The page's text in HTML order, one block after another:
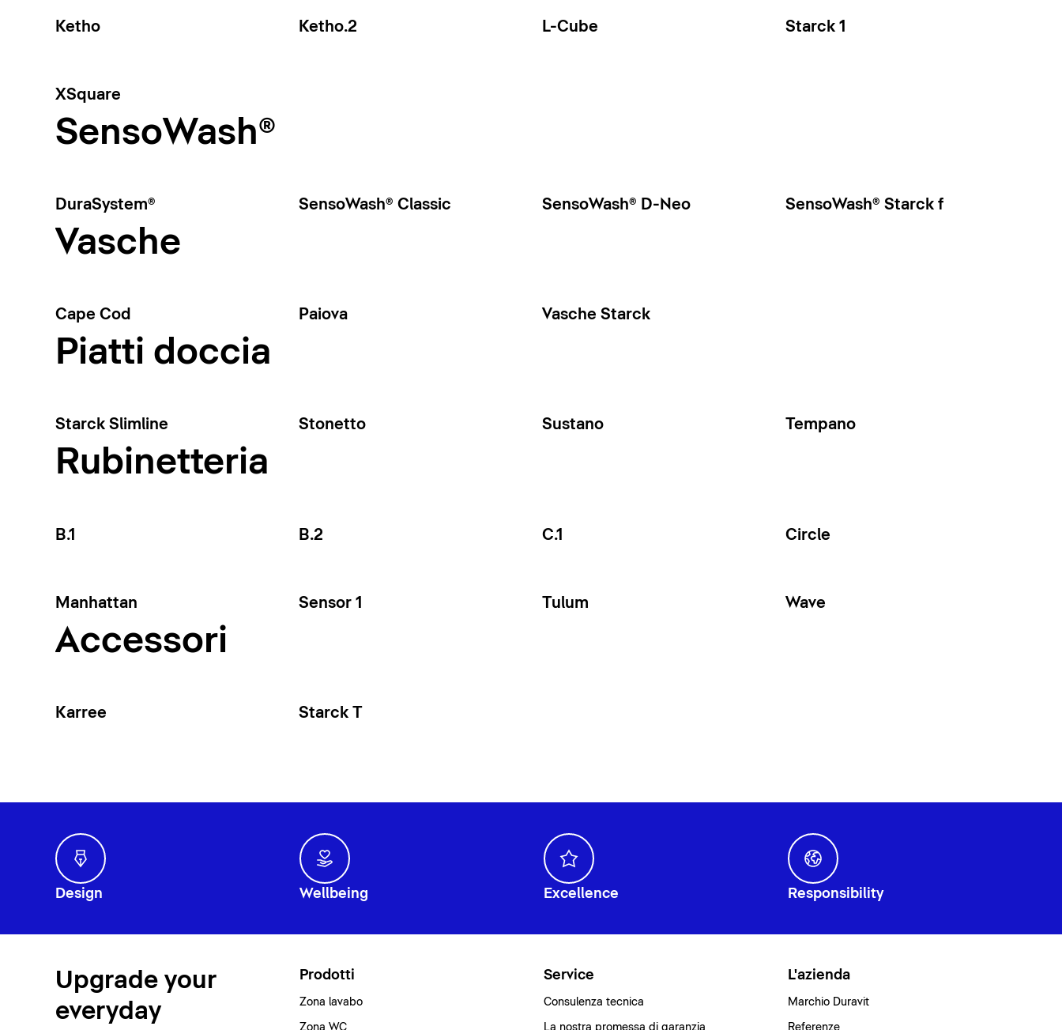
Ketho Ketho.2 L-Cube Starck 1
XSquare
SensoWash®
DuraSystem® SensoWash® Classic SensoWash® D-Neo SensoWash® Starck f
Vasche
Cape Cod Paiova Vasche Starck
Piatti doccia
Starck Slimline Stonetto Sustano Tempano
Rubinetteria
B.1 B.2 C.1 Circle
Manhattan Sensor 1 Tulum Wave
Accessori
Karree Starck T
Design Wellbeing Excellence Responsibility
Upgrade your
everyday
Prodotti
Zona lavabo
Zona WC
Service
Consulenza tecnica
La nostra promessa di garanzia
L'azienda
Marchio Duravit
Referenze